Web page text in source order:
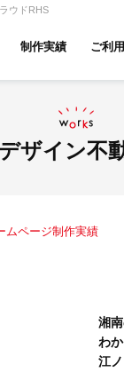
ウドRHS
制作実績
建築・リフォ
ご利
ザイン不
ムページ制作実績
湘
わ
江